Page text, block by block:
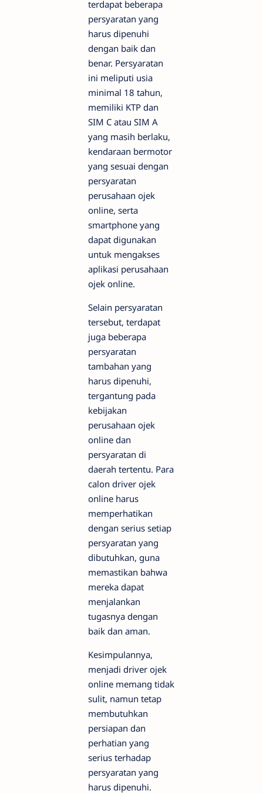
terdapat beberapa
persyaratan yang
harus dipenuhi
dengan baik dan
benar. Persyaratan
ini meliputi usia
minimal 18 tahun,
memiliki KTP dan
SIM C atau SIM A
yang masih berlaku,
kendaraan bermotor
yang sesuai dengan
persyaratan
perusahaan ojek
online, serta
smartphone yang
dapat digunakan
untuk mengakses
aplikasi perusahaan
ojek online.
Selain persyaratan
tersebut, terdapat
juga beberapa
persyaratan
tambahan yang
harus dipenuhi,
tergantung pada
kebijakan
perusahaan ojek
online dan
persyaratan di
daerah tertentu. Para
calon driver ojek
online harus
memperhatikan
dengan serius setiap
persyaratan yang
dibutuhkan, guna
memastikan bahwa
mereka dapat
menjalankan
tugasnya dengan
baik dan aman.
Kesimpulannya,
menjadi driver ojek
online memang tidak
sulit, namun tetap
membutuhkan
persiapan dan
perhatian yang
serius terhadap
persyaratan yang
harus dipenuhi.